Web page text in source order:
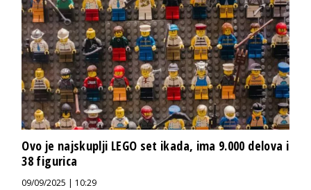
Ovo je najskuplji LEGO set ikada, ima 9.000 delova i
38 figurica
09/09/2025 | 10:29